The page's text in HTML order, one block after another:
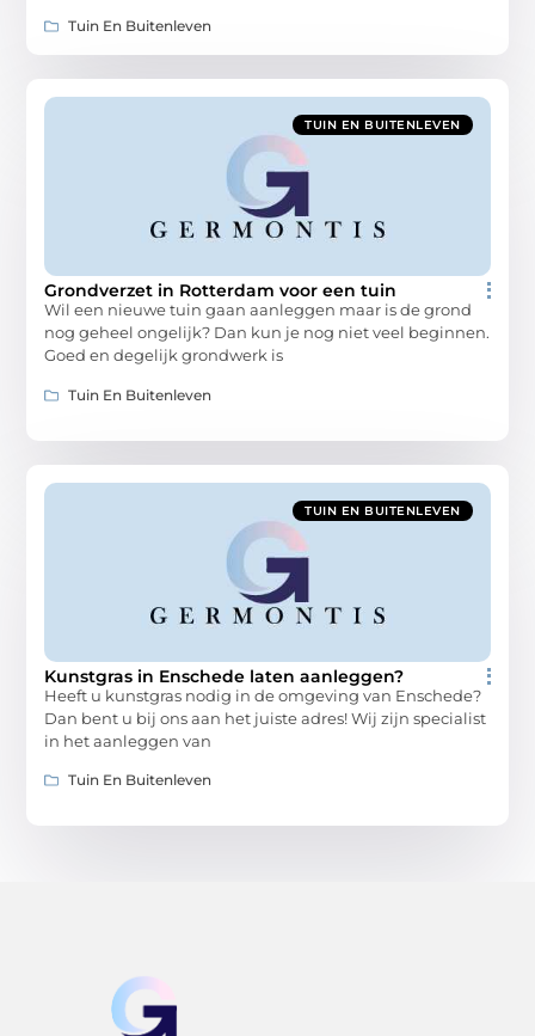
Tuin En Buitenleven
TUIN EN BUITENLEVEN
Grondverzet in Rotterdam voor een tuin
Wil een nieuwe tuin gaan aanleggen maar is de grond
nog geheel ongelijk? Dan kun je nog niet veel beginnen.
Goed en degelijk grondwerk is
Tuin En Buitenleven
TUIN EN BUITENLEVEN
Kunstgras in Enschede laten aanleggen?
Heeft u kunstgras nodig in de omgeving van Enschede?
Dan bent u bij ons aan het juiste adres! Wij zijn specialist
in het aanleggen van
Tuin En Buitenleven